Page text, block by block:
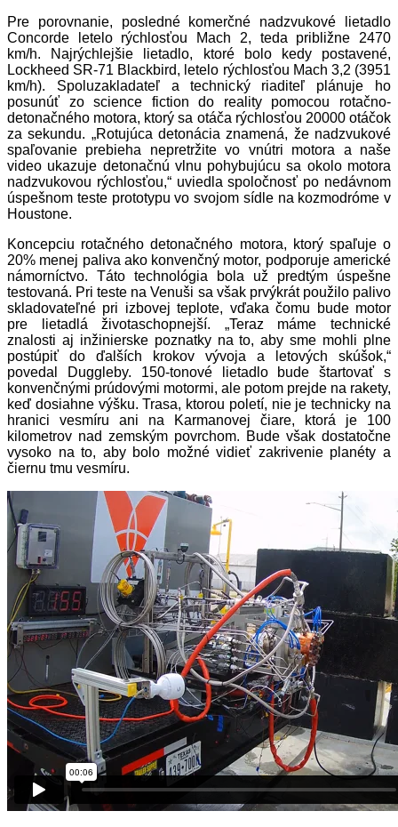
Pre porovnanie, posledné komerčné nadzvukové lietadlo
Concorde letelo rýchlosťou Mach 2, teda približne 2470
km/h. Najrýchlejšie lietadlo, ktoré bolo kedy postavené,
Lockheed SR-71 Blackbird, letelo rýchlosťou Mach 3,2 (3951
km/h). Spoluzakladateľ a technický riaditeľ plánuje ho
posunúť zo science fiction do reality pomocou rotačno-
detonačného motora, ktorý sa otáča rýchlosťou 20000 otáčok
za sekundu. „Rotujúca detonácia znamená, že nadzvukové
spaľovanie prebieha nepretržite vo vnútri motora a naše
video ukazuje detonačnú vlnu pohybujúcu sa okolo motora
nadzvukovou rýchlosťou,“ uviedla spoločnosť po nedávnom
úspešnom teste prototypu vo svojom sídle na kozmodróme v
Houstone.
Koncepciu rotačného detonačného motora, ktorý spaľuje o
20% menej paliva ako konvenčný motor, podporuje americké
námorníctvo. Táto technológia bola už predtým úspešne
testovaná. Pri teste na Venuši sa však prvýkrát použilo palivo
skladovateľné pri izbovej teplote, vďaka čomu bude motor
pre lietadlá životaschopnejší. „Teraz máme technické
znalosti aj inžinierske poznatky na to, aby sme mohli plne
postúpiť do ďalších krokov vývoja a letových skúšok,“
povedal Duggleby. 150-tonové lietadlo bude štartovať s
konvenčnými prúdovými motormi, ale potom prejde na rakety,
keď dosiahne výšku. Trasa, ktorou poletí, nie je technicky na
hranici vesmíru ani na Karmanovej čiare, ktorá je 100
kilometrov nad zemským povrchom. Bude však dostatočne
vysoko na to, aby bolo možné vidieť zakrivenie planéty a
čiernu tmu vesmíru.